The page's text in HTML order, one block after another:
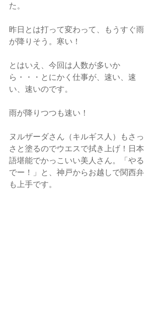
た。
昨日とは打って変わって、もうすぐ雨
が降りそう。寒い！
とはいえ、今回は人数が多いか
ら・・・とにかく仕事が、速い、速
い、速いのです。
雨が降りつつも速い！
ヌルザーダさん（キルギス人）もさっ
さと塗るのでウエスで拭き上げ！日本
語堪能でかっこいい美人さん。「やる
でー！」と、神戸からお越しで関西弁
も上手です。